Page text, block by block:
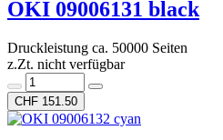
OKI 09006131 black
Druckleistung ca. 50000 Seiten
z.Zt. nicht verfügbar
CHF 151.50